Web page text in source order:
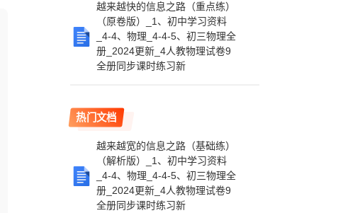
越来越快的信息之路（重点练）
（原卷版）_1、初中学习资料
_4-4、物理_4-4-5、初三物理全
册_2024更新_4人教物理试卷9
全册同步课时练习新
热门文档
越来越宽的信息之路（基础练）
（解析版）_1、初中学习资料
_4-4、物理_4-4-5、初三物理全
册_2024更新_4人教物理试卷9
全册同步课时练习新